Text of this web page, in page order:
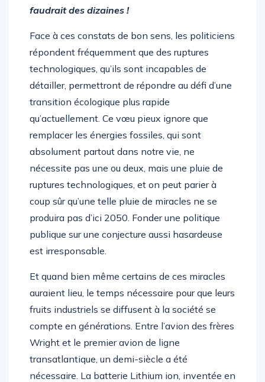
faudrait des dizaines !
Face à ces constats de bon sens, les politiciens
répondent fréquemment que des ruptures
technologiques, qu’ils sont incapables de
détailler, permettront de répondre au défi d’une
transition écologique plus rapide
qu’actuellement. Ce vœu pieux ignore que
remplacer les énergies fossiles, qui sont
absolument partout dans notre vie, ne
nécessite pas une ou deux, mais une pluie de
ruptures technologiques, et on peut parier à
coup sûr qu’une telle pluie de miracles ne se
produira pas d’ici 2050. Fonder une politique
publique sur une conjecture aussi hasardeuse
est irresponsable.
Et quand bien même certains de ces miracles
auraient lieu, le temps nécessaire pour que leurs
fruits industriels se diffusent à la société se
compte en générations. Entre l’avion des frères
Wright et le premier avion de ligne
transatlantique, un demi-siècle a été
nécessaire. La batterie Lithium ion, inventée en